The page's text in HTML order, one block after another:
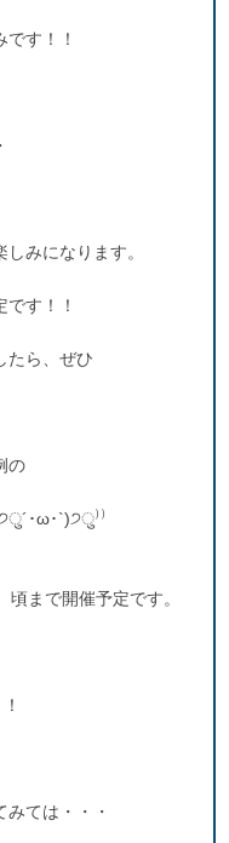
す！！
みになります。
す！！
たら、ぜひ
の
･ω･`)੭ु⁾⁾
まで開催予定です。
ては・・・